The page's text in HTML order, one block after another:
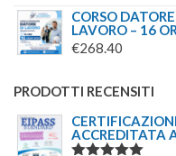
CORSO
LAVORO – 16
€268.40
PRODOTTI RECENSITI
ACCREDITATA